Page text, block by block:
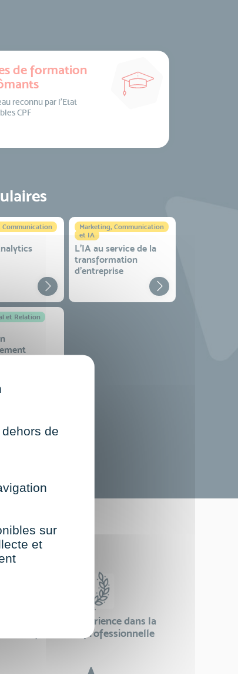
de formation
reconnu par l’Etat
CPF
Communication
Marketing, Communication
et IA
L'IA au service de la
transformation
d'entreprise
et Relation
24 ans d'expérience dans la
formation professionnelle
de
sur
et